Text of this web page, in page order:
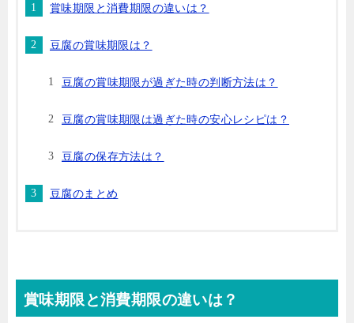
賞味期限と消費期限の違いは？
豆腐の賞味期限は？
豆腐の賞味期限が過ぎた時の判断方法は？
豆腐の賞味期限は過ぎた時の安心レシピは？
豆腐の保存方法は？
豆腐のまとめ
賞味期限と消費期限の違いは？